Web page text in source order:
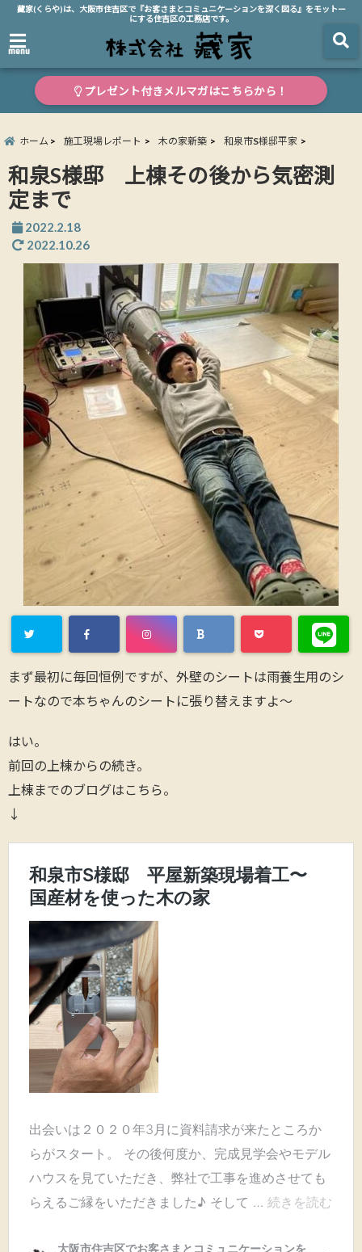
藏家(くらや)は、大阪市住吉区で『お客さまとコミュニケーションを深く図る』をモットー
にする住吉区の工務店です。
menu
プレゼント付きメルマガはこちらから！
ホーム 施工現場レポート 木の家新築 和泉市S様邸平家
和泉S様邸 上棟その後から気密測
定まで
2022.2.18
2022.10.26
まず最初に毎回恒例ですが、外壁のシートは雨養生用のシ
ートなので本ちゃんのシートに張り替えますよ〜
はい。
前回の上棟からの続き。
上棟までのブログはこちら。
↓